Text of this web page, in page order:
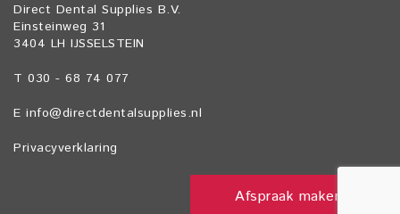
Direct Dental Supplies B.V.
Einsteinweg 31
3404 LH IJSSELSTEIN
T 030 - 68 74 077
E info@directdentalsupplies.nl
Privacyverklaring
Afspraak maken